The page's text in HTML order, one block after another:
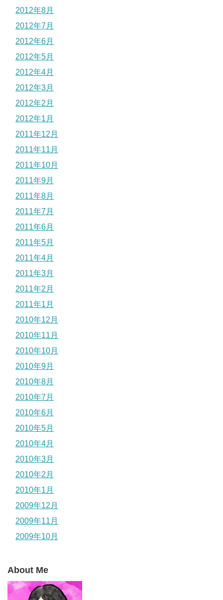
2012年8月
2012年7月
2012年6月
2012年5月
2012年4月
2012年3月
2012年2月
2012年1月
2011年12月
2011年11月
2011年10月
2011年9月
2011年8月
2011年7月
2011年6月
2011年5月
2011年4月
2011年3月
2011年2月
2011年1月
2010年12月
2010年11月
2010年10月
2010年9月
2010年8月
2010年7月
2010年6月
2010年5月
2010年4月
2010年3月
2010年2月
2010年1月
2009年12月
2009年11月
2009年10月
About Me